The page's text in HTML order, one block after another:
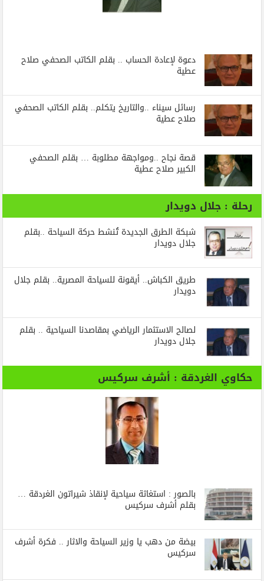
دعوة لإعادة الحساب .. بقلم الكاتب الصحفي صلاح
عطية
رسائل‭ ‬سيناء‭.. ‬والتاريخ‭ ‬يتكلم.. بقلم الكاتب الصحفي
صلاح عطية
قصة نجاح ..ومواجهة مطلوبة … بقلم الصحفي
الكبير صلاح عطية
رحلة : جلال دويدار
شبكة الطرق الجديدة تُنشط حركة السياحة ..بقلم
جلال دويدار
طريق الكباش.. أيقونة للسياحة المصرية.. بقلم جلال
دويدار
لصالح الاستثمار الرياضي بمقاصدنا السياحية .. بقلم
جلال دويدار
حكاوي الغردقة : أشرف سركيس
بالصور : استغاثة سياحية لإنقاذ شيراتون الغردقة …
بقلم أشرف سركيس
بيضة من دهب يا وزير السياحة والاثار .. فكرة أشرف
سركيس